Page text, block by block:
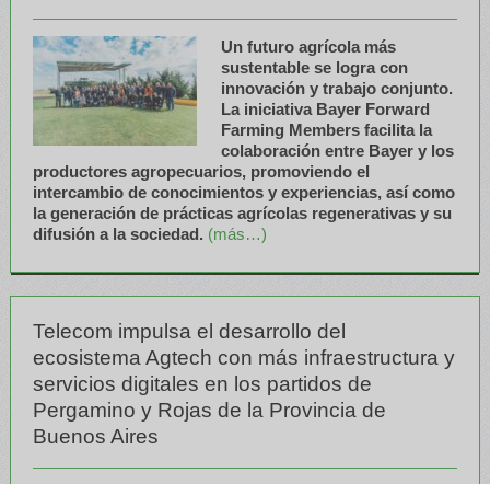
Un futuro agrícola más
sustentable se logra con
innovación y trabajo conjunto.
La iniciativa Bayer Forward
Farming Members facilita la
colaboración entre Bayer y los
productores agropecuarios, promoviendo el
intercambio de conocimientos y experiencias, así como
la generación de prácticas agrícolas regenerativas y su
difusión a la sociedad. (más…)
Telecom impulsa el desarrollo del
ecosistema Agtech con más infraestructura y
servicios digitales en los partidos de
Pergamino y Rojas de la Provincia de
Buenos Aires